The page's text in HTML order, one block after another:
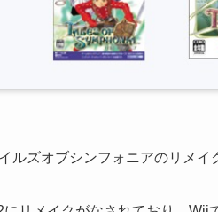
ルズオブシンフォニアのリメイ